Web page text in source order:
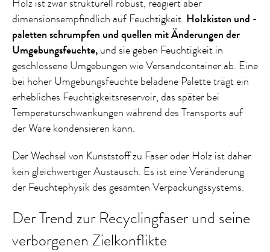
dimensionsempfindlich auf Feuchtigkeit. Holzkisten und -
paletten schrumpfen und quellen mit Änderungen der
Umgebungsfeuchte,und sie geben Feuchtigkeit in
geschlossene Umgebungen wie Versandcontainer ab. Eine
bei hoher Umgebungsfeuchte beladene Palette trägt ein
erhebliches Feuchtigkeitsreservoir, das später bei
Temperaturschwankungen während des Transports auf
der Ware kondensieren kann.
Der Wechsel von Kunststoff zu Faser oder Holz ist daher
kein gleichwertiger Austausch. Es ist eine Veränderung
der Feuchtephysik des gesamten Verpackungssystems.
Der Trend zur Recyclingfaser und seine
verborgenen Zielkonflikte